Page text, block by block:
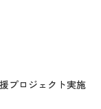
プロジェクト実施